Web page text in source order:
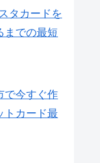
タカードを
までの最短
で今すぐ作
トカード最